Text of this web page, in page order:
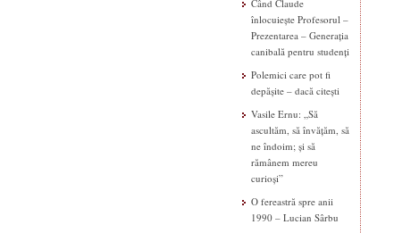
Când Claude
înlocuiește Profesorul –
Prezentarea – Generația
canibală pentru studenți
Polemici care pot fi
depășite – dacă citești
Vasile Ernu: „Să
ascultăm, să învățăm, să
ne îndoim; și să
rămânem mereu
curioși”
O fereastră spre anii
1990 – Lucian Sârbu